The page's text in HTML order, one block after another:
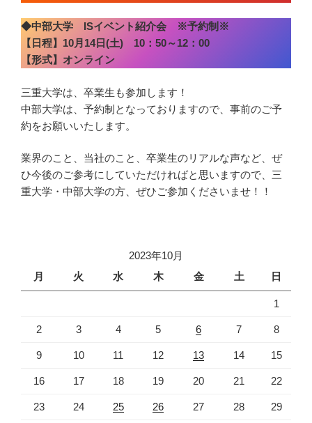
◆中部大学 ISイベント紹介会 ※予約制※
【日程】10月14日(土) 10：50～12：00
【形式】オンライン
三重大学は、卒業生も参加します！
中部大学は、予約制となっておりますので、事前のご予
約をお願いいたします。
業界のこと、当社のこと、卒業生のリアルな声など、ぜ
ひ今後のご参考にしていただければと思いますので、三
重大学・中部大学の方、ぜひご参加くださいませ！！
2023年10月
月
火 水 木 金 土 日
1
2 3 4 5 6 7 8
9 10 11 12 13 14 15
16 17 18 19 20 21 22
23 24 25 26 27 28 29